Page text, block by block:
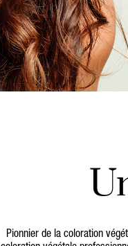
Pionnier de la coloration